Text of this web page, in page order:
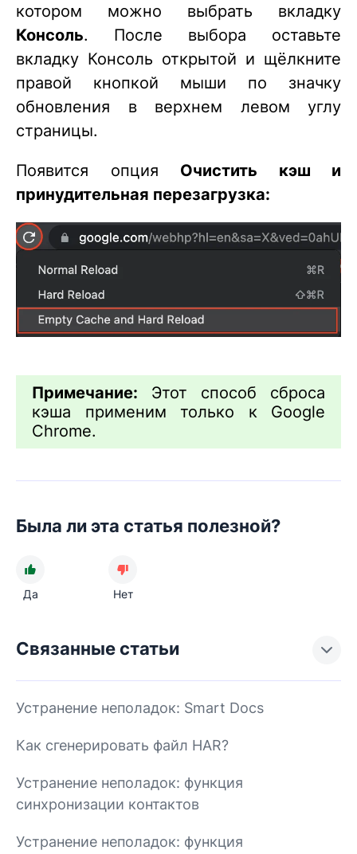
котором можно выбрать вкладку
Консоль. После выбора оставьте
вкладку Консоль открытой и щёлкните
правой кнопкой мыши по значку
обновления в верхнем левом углу
страницы.
Появится опция Очистить кэш и
принудительная перезагрузка:
Примечание: Этот способ сброса
кэша применим только к Google
Chrome.
Была ли эта статья полезной?
Да Нет
Связанные статьи
Устранение неполадок: Smart Docs
Как сгенерировать файл HAR?
Устранение неполадок: функция
синхронизации контактов
Устранение неполадок: функция